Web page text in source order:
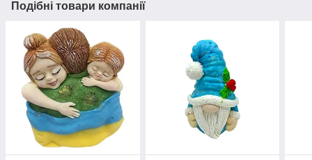
Подібні товари компанії